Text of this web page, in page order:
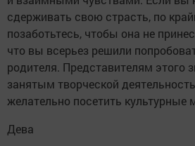
сдерживать свою страсть, по
позаботьтесь, чтобы она не
что вы всерьез решили
родителя. Представителям этого
занятым творческой
желательно посетить культурные
Дева